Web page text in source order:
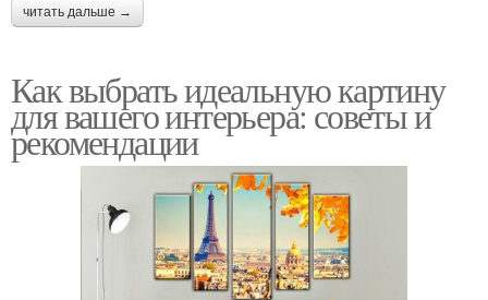
читать дальше →
Как выбрать идеальную картину
для вашего интерьера: советы и
рекомендации